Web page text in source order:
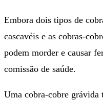
Embora dois tipos de
cascavéis e as cobras-
podem morder e causar
comissão de saúde.
Uma cobra-cobre grávida